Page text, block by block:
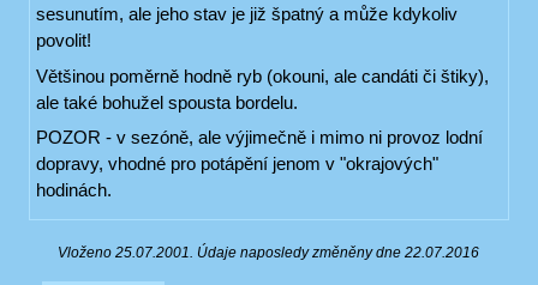
sesunutím, ale jeho stav je již špatný a může kdykoliv
povolit!
Většinou poměrně hodně ryb (okouni, ale candáti či štiky),
ale také bohužel spousta bordelu.
POZOR - v sezóně, ale výjimečně i mimo ni provoz lodní
dopravy, vhodné pro potápění jenom v "okrajových"
hodinách.
Vloženo 25.07.2001. Údaje naposledy změněny dne 22.07.2016